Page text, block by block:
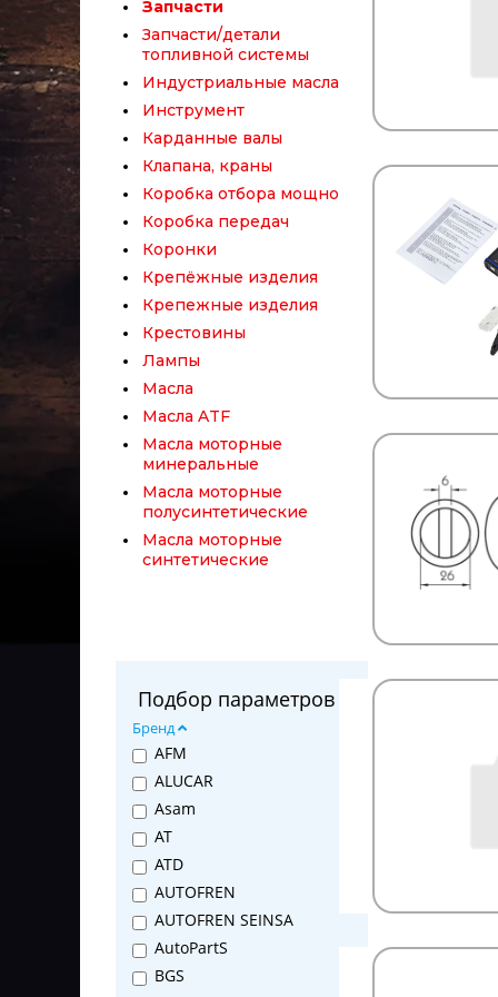
Запчасти
Запчасти/детали
топливной системы
Индустриальные масла
Инструмент
Карданные валы
Клапана, краны
Коробка отбора мощности
Коробка передач
Коронки
Крепёжные изделия
Крепежные изделия
Крестовины
Лампы
Масла
Масла ATF
Масла моторные
минеральные
Масла моторные
полусинтетические
Масла моторные
синтетические
Накладки тормозные
комплектующие (не
автомобильное!)
Омыватели
Оптика
Отопители
Отопители автономные,
запчасти
Охлаждающие жидкости
Пневмоподушки
Подшипники
Подбор параметров
Бренд
AFM
ALUCAR
Asam
AT
ATD
AUTOFREN
AUTOFREN SEINSA
AutoPartS
BGS